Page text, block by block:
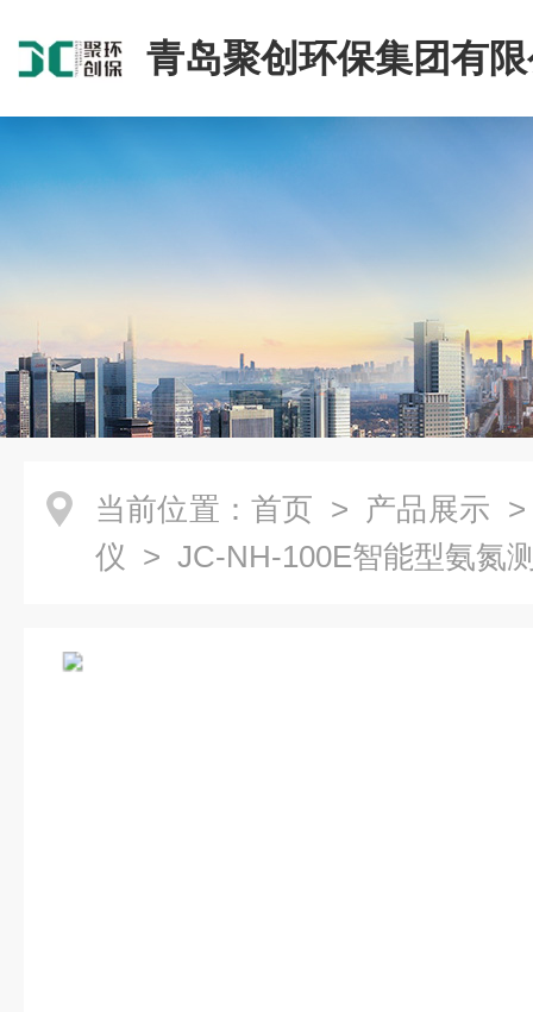
青岛聚创环保集团有
当前位置： 首页 > 产品展示
仪 > JC-NH-100E智能型氨氮